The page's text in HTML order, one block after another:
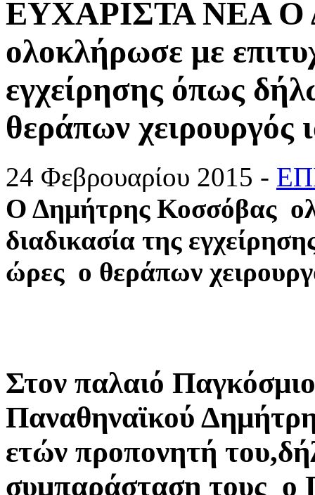
ΕΥΧΑΡΙΣΤΑ ΝΕΑ Ο
ολοκλήρωσε με
εγχείρησης όπως
θεράπων χειρουργός
24 Φεβρουαρίου 2015 -
Ο Δημήτρης Κοσσόβας
διαδικασία της
ώρες ο θεράπων
Στον παλαιό
Παναθηναϊκού
ετών προπονητή
συμπαράσταση τους ο